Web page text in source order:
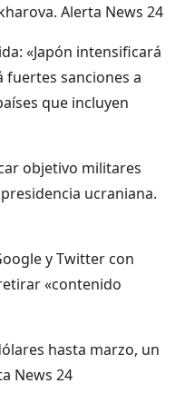
Alerta News 24
«Japón intensificará
fuertes sanciones a
que incluyen
objetivo militares
ucraniana.
y Twitter con
«contenido
hasta marzo, un
News 24